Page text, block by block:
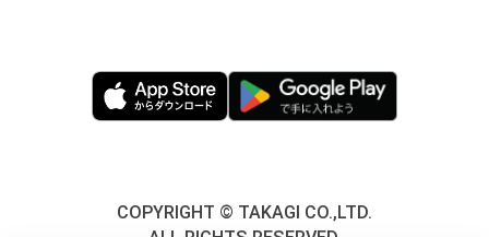
COPYRIGHT © TAKAGI CO.,LTD.